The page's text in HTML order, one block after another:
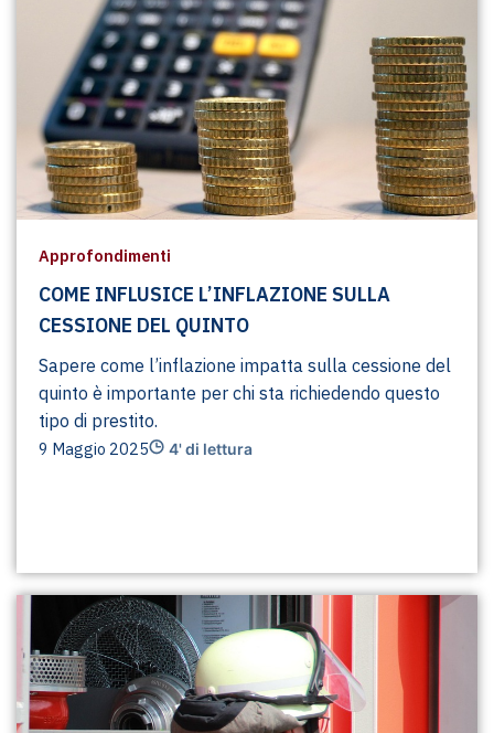
Approfondimenti
COME INFLUSICE L’INFLAZIONE SULLA
CESSIONE DEL QUINTO
Sapere come l’inflazione impatta sulla cessione del
quinto è importante per chi sta richiedendo questo
tipo di prestito.
9 Maggio 2025 4' di lettura